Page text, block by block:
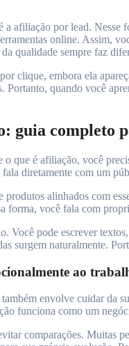
afiliação por lead. Nesse
online. Assim,
qualidade sempre faz
clique, embora ela
Portanto, quando você
guia completo
o que é afiliação, você
diretamente com um
produtos alinhados com
forma, você fala com
Você pode escrever
surgem naturalmente.
ao
envolve cuidar da
funciona como um
comparações. Muitas